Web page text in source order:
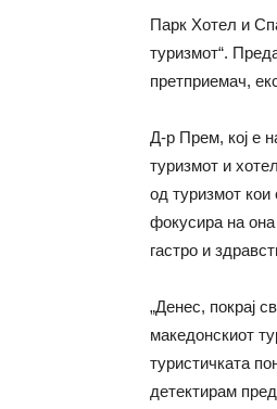
Парк Хотел и
туризмот“.
претприемач,
Д-р Прем, кој е
туризмот и
од туризмот
фокусира на она
гастро и
„Денес, покрај
македонскиот
туристичката
детектирам